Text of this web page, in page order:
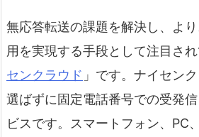
無応答転送の課題を解決し、よ
用を実現する手段として注目され
センクラウド 」です。ナイセン
選ばずに固定電話番号での受発
ビスです。スマートフォン、PC